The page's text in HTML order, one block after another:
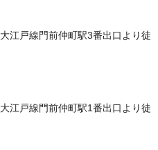
江戸線門前仲町駅3番出口より徒
江戸線門前仲町駅1番出口より徒